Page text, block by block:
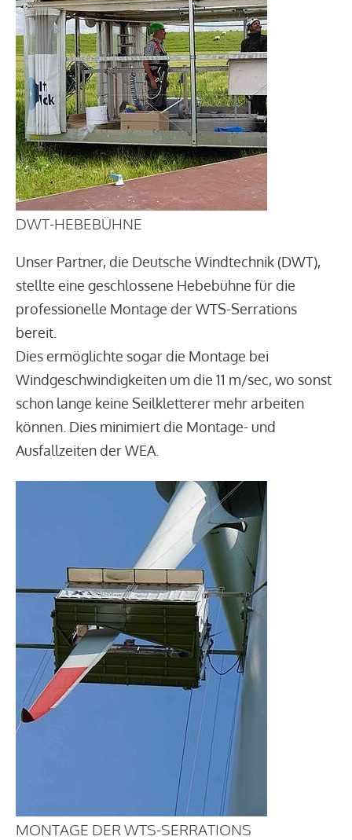
DWT-HEBEBÜHNE
Unser Partner, die Deutsche Windtechnik (DWT),
stellte eine geschlossene Hebebühne für die
professionelle Montage der WTS-Serrations
bereit.
Dies ermöglichte sogar die Montage bei
Windgeschwindigkeiten um die 11 m/sec, wo sonst
schon lange keine Seilkletterer mehr arbeiten
können. Dies minimiert die Montage- und
Ausfallzeiten der WEA.
MONTAGE DER WTS-SERRATIONS